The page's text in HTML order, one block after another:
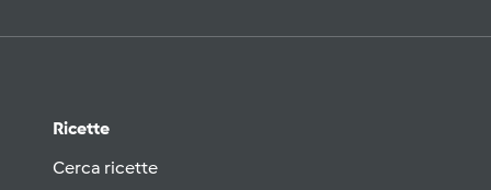
Ricette
Cerca ricette